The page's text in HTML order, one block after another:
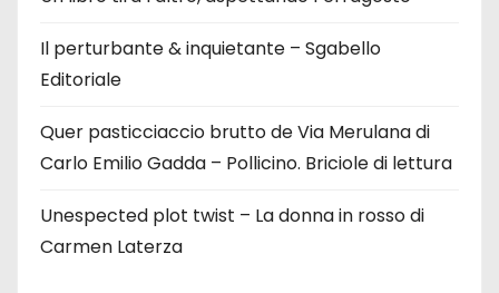
Il perturbante & inquietante – Sgabello
Editoriale
Quer pasticciaccio brutto de Via Merulana di
Carlo Emilio Gadda – Pollicino. Briciole di lettura
Unespected plot twist – La donna in rosso di
Carmen Laterza